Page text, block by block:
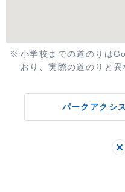
小学校までの道のりは
おり、実際の道のりと異
パークアクシ